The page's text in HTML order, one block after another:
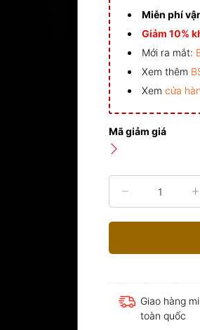
Miễn phí
Giảm 10%
Mới ra mắt:
Xem thêm
Xem cửa
Mã giảm giá
Giao hàng
toàn quốc